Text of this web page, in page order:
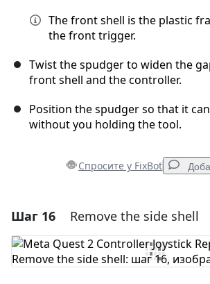
The front shell is the plastic
the front trigger.
Twist the spudger to widen the
front shell and the controller.
Position the spudger so that it
without you holding the tool.
Спросите у FixBot
Добавить комментарий
Добавить комментарий
Шаг 16 Remove the side shell